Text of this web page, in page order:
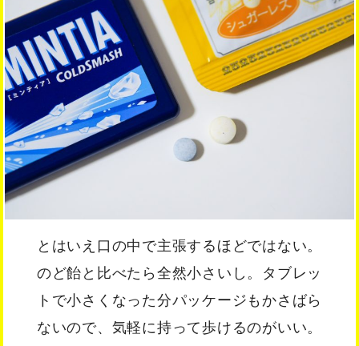
とはいえ口の中で主張するほどではない。
のど飴と比べたら全然小さいし。タブレッ
トで小さくなった分パッケージもかさばら
ないので、気軽に持って歩けるのがいい。